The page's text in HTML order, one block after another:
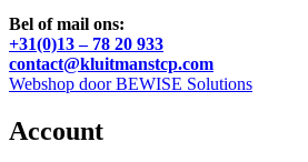
Bel of mail ons:
+31(0)13 – 78 20 933
contact@kluitmanstcp.com
Webshop door BEWISE Solutions
Account